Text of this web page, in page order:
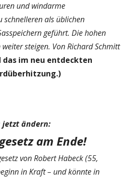
und windarme
schnelleren als üblichen
geführt. Die hohen
steigen. Von Richard Schmitt
das im neu entdeckten
jetzt ändern:
am Ende!
von Robert Habeck (55,
in Kraft – und könnte in